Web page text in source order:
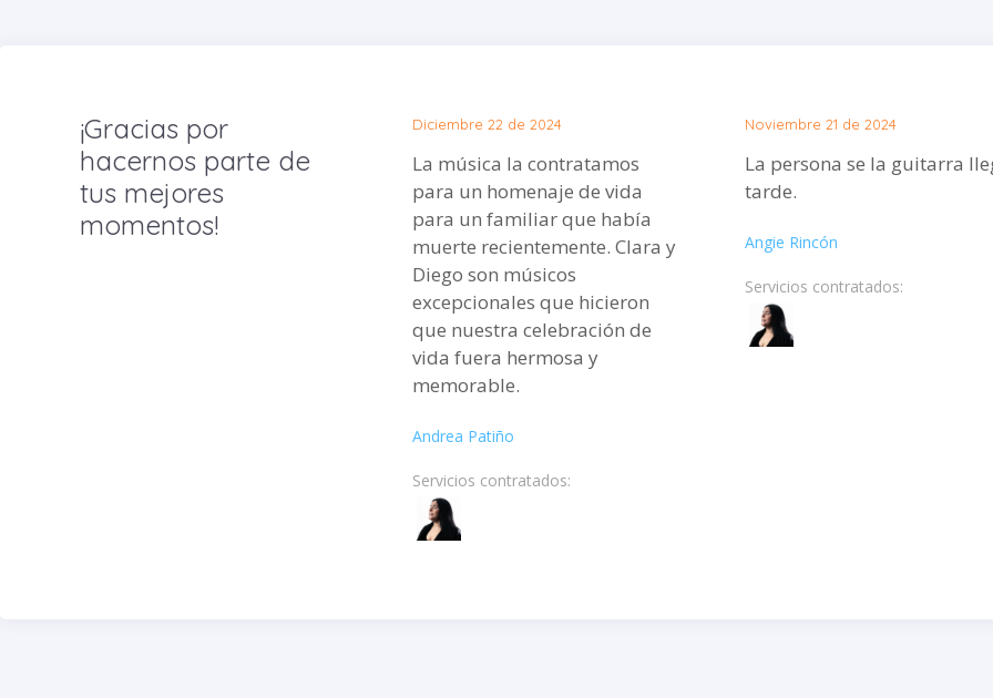
¡Gracias por
hacernos parte de
tus mejores
momentos!
Diciembre 22 de 2024
La música la contratamos
para un homenaje de vida
para un familiar que había
muerte recientemente. Clara y
Diego son músicos
excepcionales que hicieron
que nuestra celebración de
vida fuera hermosa y
memorable.
Andrea Patiño
Servicios contratados:
Noviembre 21 de 2024
La persona se la guitarra
tarde.
Angie Rincón
Servicios contratados: